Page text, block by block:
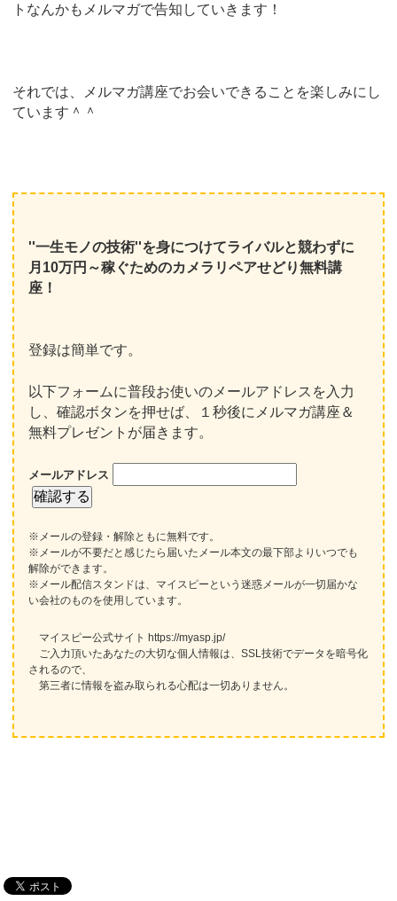
トなんかもメルマガで告知していきます！
それでは、メルマガ講座でお会いできることを楽しみにし
ています＾＾
''一生モノの技術''を身につけてライバルと競わずに
月10万円～稼ぐためのカメラリペアせどり無料講
座！
登録は簡単です。
以下フォームに普段お使いのメールアドレスを入力
し、確認ボタンを押せば、１秒後にメルマガ講座＆
無料プレゼントが届きます。
メールアドレス
※メールの登録・解除ともに無料です。
※メールが不要だと感じたら届いたメール本文の最下部よりいつでも
解除ができます。
※メール配信スタンドは、マイスピーという迷惑メールが一切届かな
い会社のものを使用しています。
マイスピー公式サイト https://myasp.jp/
ご入力頂いたあなたの大切な個人情報は、SSL技術でデータを暗号化
されるので、
第三者に情報を盗み取られる心配は一切ありません。